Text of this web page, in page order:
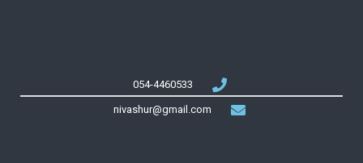
054-4460533
nivashur@gmail.com